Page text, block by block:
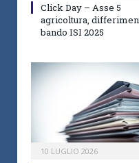
Click Day – Asse 5
agricoltura,
bando ISI 2025
10 LUGLIO 2026